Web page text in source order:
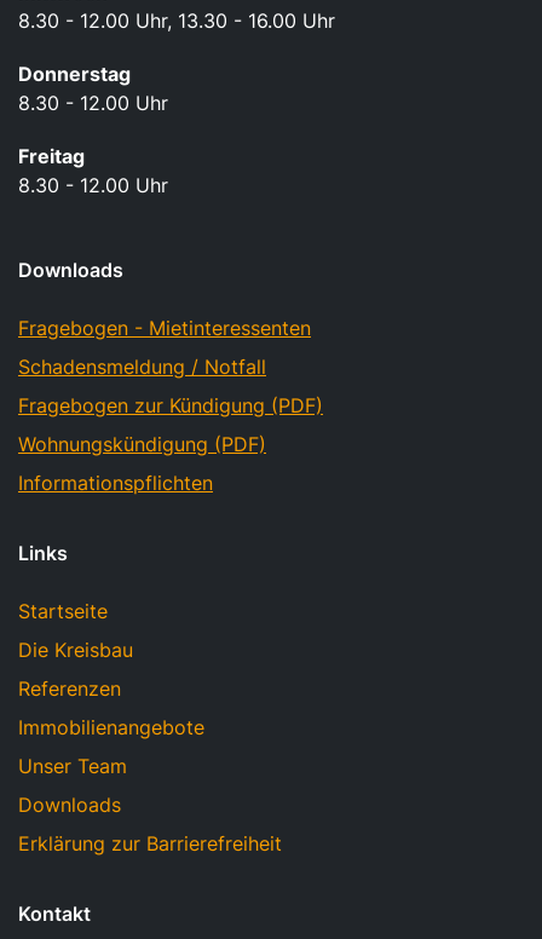
8.30 - 12.00 Uhr, 13.30 - 16.00 Uhr
Donnerstag
8.30 - 12.00 Uhr
Freitag
8.30 - 12.00 Uhr
Downloads
Fragebogen - Mietinteressenten
Schadensmeldung / Notfall
Fragebogen zur Kündigung (PDF)
Wohnungskündigung (PDF)
Informationspflichten
Links
Startseite
Die Kreisbau
Referenzen
Immobilienangebote
Unser Team
Downloads
Erklärung zur Barrierefreiheit
Kontakt